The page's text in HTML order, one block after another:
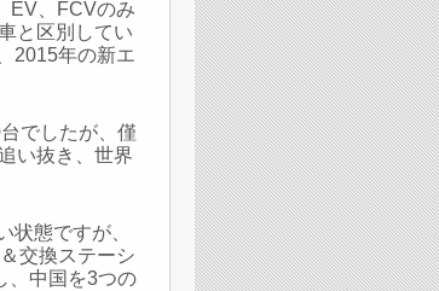
EV、FCVのみ
と区別してい
2015年の新エ
でしたが、僅
い抜き、世界
状態ですが、
交換ステーシ
、中国を3つの